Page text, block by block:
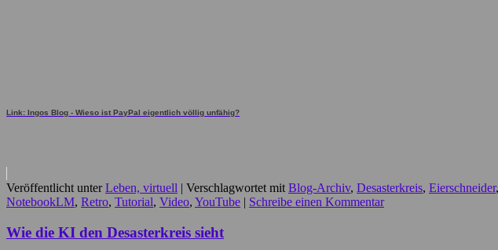
Link: Ingos Blog - Wieso ist PayPal eigentlich völlig unfähig?
Veröffentlicht unter Leben, virtuell | Verschlagwortet mit Blog-Archiv, Desasterkreis, Eierschneider,
NotebookLM, Retro, Tutorial, Video, YouTube | Schreibe einen Kommentar
Wie die KI den Desasterkreis sieht